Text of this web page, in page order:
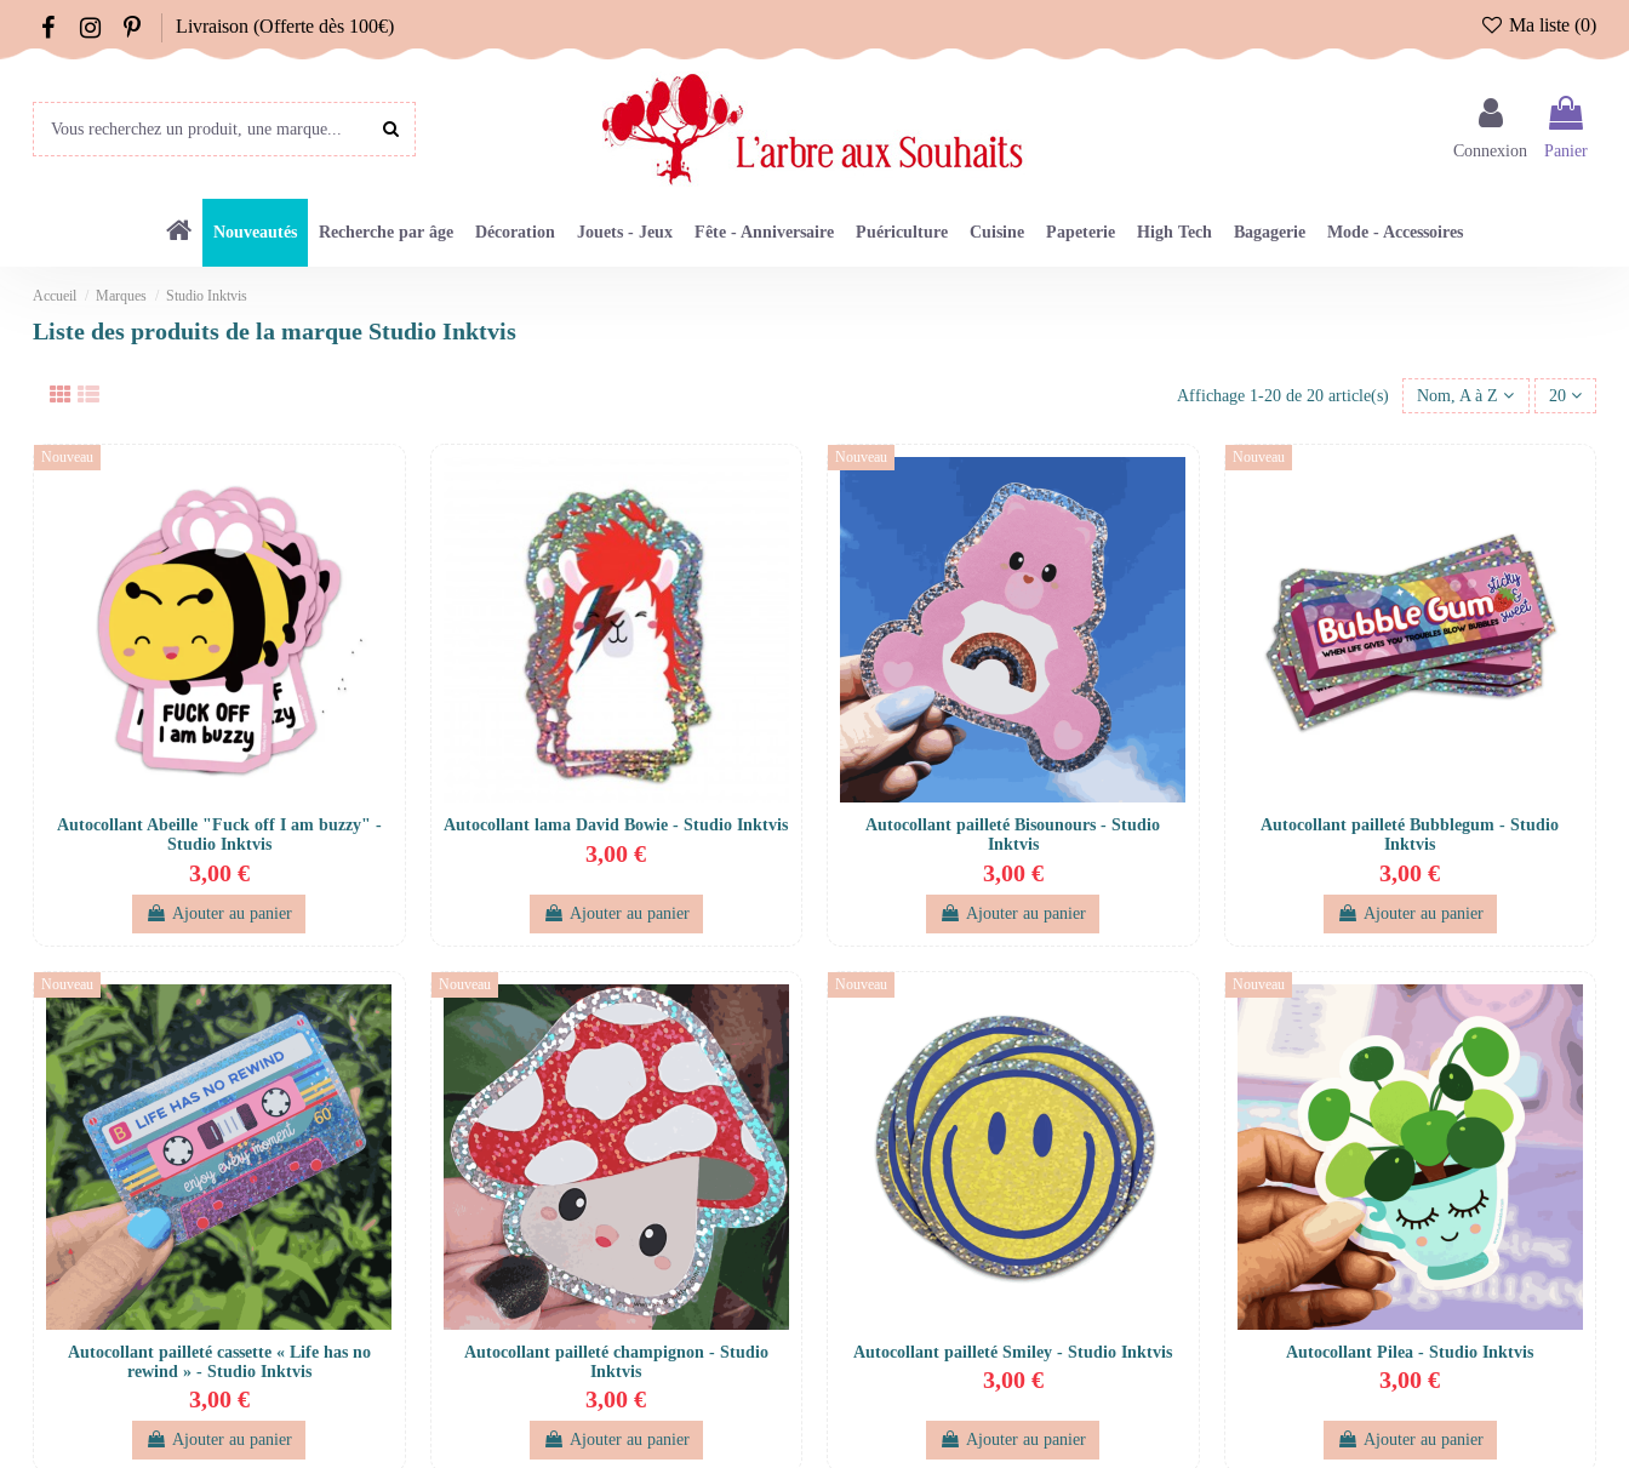
Livraison (Offerte dès 100€) Ma liste (0)
Connexion Panier
Nouveautés Recherche par âge Décoration Jouets - Jeux Fête - Anniversaire Puériculture Cuisine Papeterie High Tech Bagagerie Mode - Accessoires
Accueil Marques Studio Inktvis
Liste des produits de la marque Studio Inktvis
Affichage 1-20 de 20 article(s) Nom, A à Z 20
Nouveau
Autocollant Abeille "Fuck off I am buzzy" -
Studio Inktvis
3,00 €
Ajouter au panier
Autocollant lama David Bowie - Studio Inktvis
3,00 €
Ajouter au panier
Nouveau
Autocollant pailleté Bisounours - Studio
Inktvis
3,00 €
Ajouter au panier
Nouveau
Autocollant pailleté Bubblegum - Studio
Inktvis
3,00 €
Ajouter au panier
Nouveau
Autocollant pailleté cassette « Life has no
rewind » - Studio Inktvis
3,00 €
Ajouter au panier
Nouveau
Autocollant pailleté champignon - Studio
Inktvis
3,00 €
Ajouter au panier
Nouveau
Autocollant pailleté Smiley - Studio Inktvis
3,00 €
Ajouter au panier
Nouveau
Autocollant Pilea - Studio Inktvis
3,00 €
Ajouter au panier